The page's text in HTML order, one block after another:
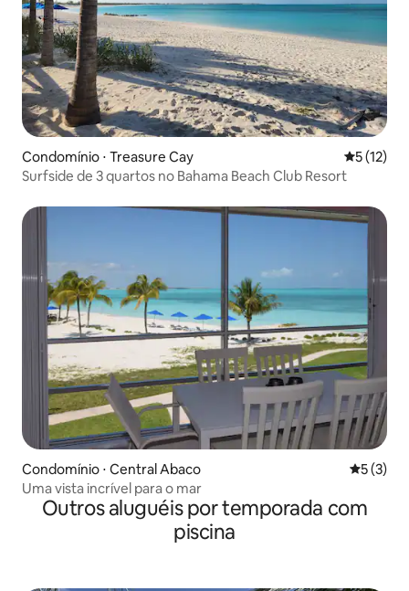
Condomínio ⋅ Treasure Cay 5 de uma
5 (12)
Surfside de 3 quartos no Bahama Beach Club Resort
Condomínio ⋅ Central Abaco 5 de
5 (3)
Uma vista incrível para o mar
Outros aluguéis por temporada com
piscina